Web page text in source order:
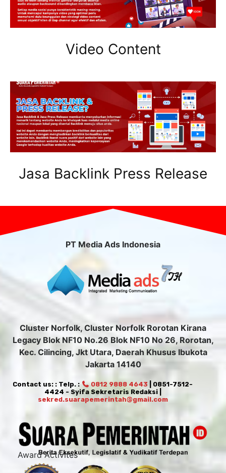
Video Content
Jasa Backlink Press Release
PT Media Ads Indonesia
Cluster Norfolk, Cluster Norfolk Rorotan Kirana
Legacy Blok NF10 No.26 Blok NF10 No 26, Rorotan,
Kec. Cilincing, Jkt Utara, Daerah Khusus Ibukota
Jakarta 14140
Contact us: : Telp. : 0812 9888 4643 | 0851-7512-
4424 - Syifa Sekretaris Redaksi |
sekred.suarapemerintah@gmail.com
Award Activites